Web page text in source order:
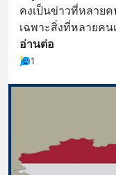
คงเป็นข่าวที่หลาย
เฉพาะสิ่งที่หลายค
อ่านต่อ
1